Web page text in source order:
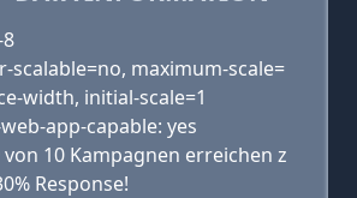
scalable=no, maximum-scale=
width, initial-scale=1
app-capable: yes
10 Kampagnen erreichen z
Response!